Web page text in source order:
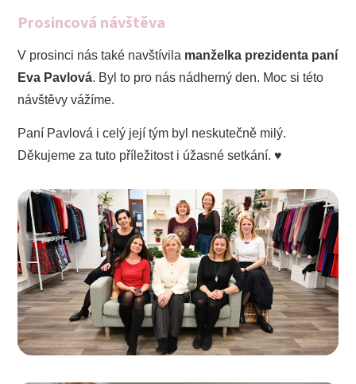
Prosincová návštěva
V prosinci nás také navštívila manželka prezidenta paní
Eva Pavlová. Byl to pro nás nádherný den. Moc si této
návštěvy vážíme.
Paní Pavlová i celý její tým byl neskutečně milý.
Děkujeme za tuto příležitost i úžasné setkání. ♥